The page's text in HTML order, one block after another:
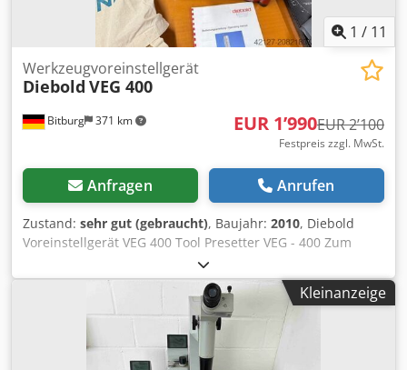
1 / 11
Bitburg 371 km
Werkzeugvoreinstellgerät
Diebold VEG 400
EUR 1’990EUR 2’100
Festpreis zzgl. MwSt.
Anfragen Anrufen
Zustand: sehr gut (gebraucht), Baujahr: 2010, Diebold
Voreinstellgerät VEG 400 Tool Presetter VEG - 400 Zum
Messen von Längen und Radien von Fräs- Dreh- und
Borhwerkzeugen -einfache Handhabung - robuste
Ausführung für den Einsatz an der Maschine - universell
einstellbar - drehbare Spindel aus nichtrostendem Stahl -
Refernzmaße für Durchmesser und Länge an der Spindel -
hervorragende Rundlaufgenauigkeit - Maßgenauigkeit
Kleinanzeige